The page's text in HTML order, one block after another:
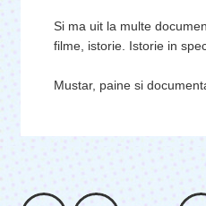
Si ma uit la multe
filme, istorie. Istorie in
Mustar, paine si